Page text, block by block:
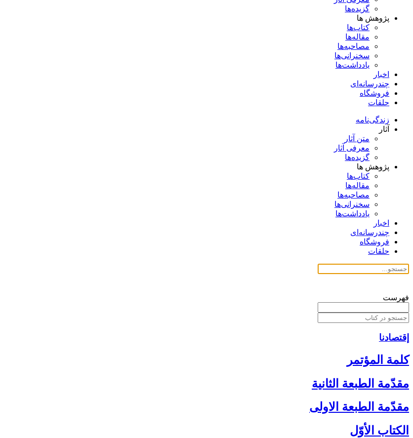
گزیده‌ها
پژوهش ها
کتاب‌ها
مقاله‌ها
مصاحبه‌ها
سخنرانی‌ها
یادداشت‌ها
اخبار
چندرسانه‌ای
فروشگاه
حلقات
زندگی‌نامه
آثار
متن آثار
معرفی آثار
گزیده‌ها
پژوهش ها
کتاب‌ها
مقاله‌ها
مصاحبه‌ها
سخنرانی‌ها
یادداشت‌ها
اخبار
چندرسانه‌ای
فروشگاه
حلقات
فهرست
إقتصادنا
كلمة المؤتمر
مقدّمة الطبعة الثانية
مقدّمة الطبعة الاولى‏
الكتاب الأوّل‏